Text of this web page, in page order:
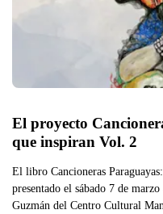
El proyecto
que inspiran Vol. 2
El libro Cancioneras
presentado el sábado 7 de
Guzmán del Centro Cultural